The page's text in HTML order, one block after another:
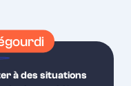
à des situations